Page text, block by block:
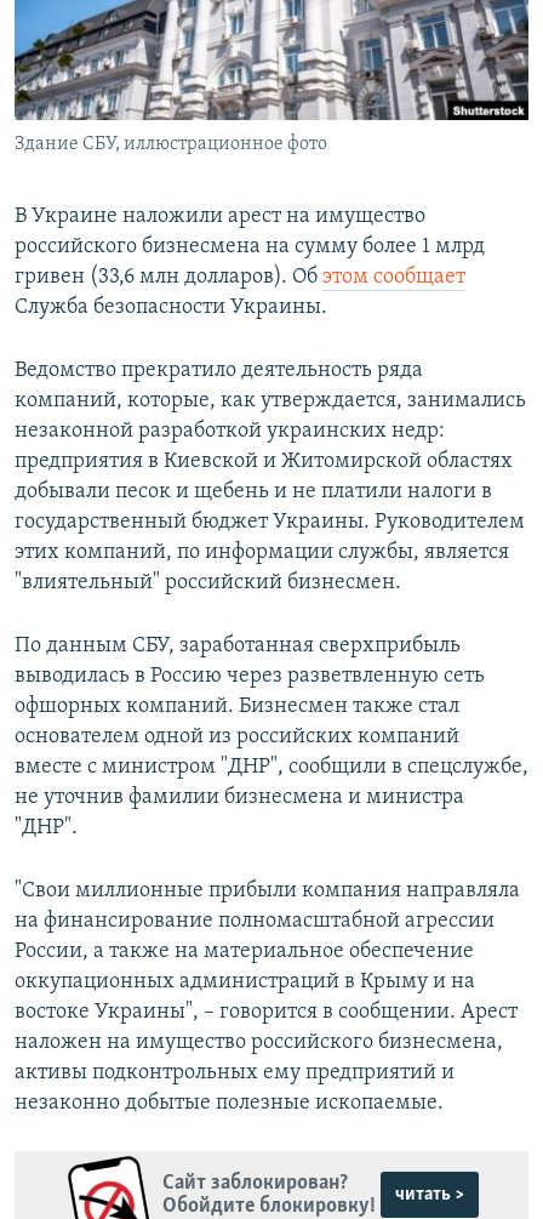
ПОБЕДИТЕЛЕЙ НЕ СУДЯТ?
КРЫМ.НЕПОКОРЕННЫЙ
ELIFBE
УКРАИНСКАЯ ПРОБЛЕМА КРЫМА
ПРИСОЕДИНЯЙТЕСЬ!
Здание СБУ, иллюстрационное фото
В Украине наложили арест на имущество
российского бизнесмена на сумму более 1 млрд
гривен (33,6 млн долларов). Об этом сообщает
Служба безопасности Украины.
Ведомство прекратило деятельность ряда
компаний, которые, как утверждается, занимались
незаконной разработкой украинских недр:
предприятия в Киевской и Житомирской областях
добывали песок и щебень и не платили налоги в
государственный бюджет Украины. Руководителем
этих компаний, по информации службы, является
"влиятельный" российский бизнесмен.
По данным СБУ, заработанная сверхприбыль
выводилась в Россию через разветвленную сеть
офшорных компаний. Бизнесмен также стал
основателем одной из российских компаний
вместе с министром "ДНР", сообщили в спецслужбе,
не уточнив фамилии бизнесмена и министра
"ДНР".
"Свои миллионные прибыли компания направляла
на финансирование полномасштабной агрессии
России, а также на материальное обеспечение
оккупационных администраций в Крыму и на
востоке Украины", – говорится в сообщении. Арест
наложен на имущество российского бизнесмена,
активы подконтрольных ему предприятий и
незаконно добытые полезные ископаемые.
Сайт заблокирован?
Обойдите блокировку!
читать >